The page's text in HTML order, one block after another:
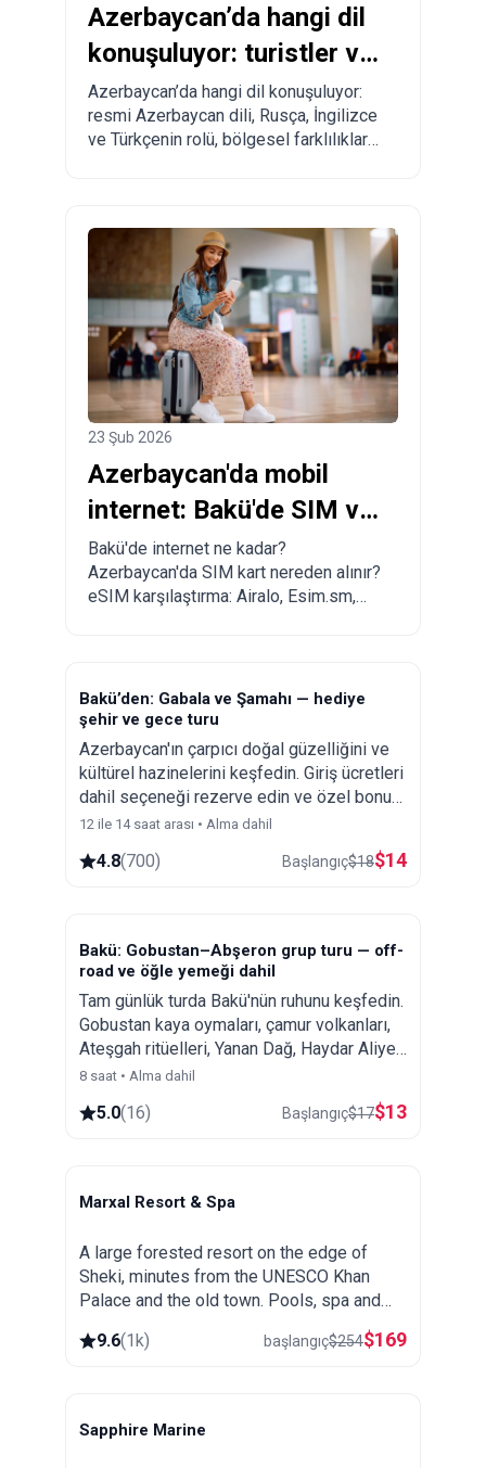
Azerbaycan’da hangi dil
konuşuluyor: turistler ve
taşınmayı düşünenler
için tam rehber
Azerbaycan’da hangi dil konuşuluyor:
resmi Azerbaycan dili, Rusça, İngilizce
ve Türkçenin rolü, bölgesel farklılıklar
23 Şub 2026
Azerbaycan'da mobil
internet: Bakü'de SIM ve
eSIM nasıl alınır?
Bakü'de internet ne kadar?
Azerbaycan'da SIM kart nereden alınır?
eSIM karşılaştırma: Airalo, Esim.sm,
Bakü’den: Gabala ve Şamahı — hediye
şehir ve gece turu
Azerbaycan'ın çarpıcı doğal güzelliğini ve
kültürel hazinelerini keşfedin. Giriş ücretleri
dahil seçeneği rezerve edin ve özel bonus
olarak isteğe bağlı ücretsiz Bakü şehir ve
12 ile 14 saat arası • Alma dahil
4.8(700) Başlangıç$18$14
Bakü: Gobustan–Abşeron grup turu — off-
road ve öğle yemeği dahil
Tam günlük turda Bakü'nün ruhunu keşfedin.
Gobustan kaya oymaları, çamur volkanları,
Ateşgah ritüelleri, Yanan Dağ, Haydar Aliyev
Merkezi ve yerel tarzda öğle yemeğinin
8 saat • Alma dahil
5.0(16) Başlangıç$17$13
Sheki
Marxal Resort & Spa
A large forested resort on the edge of
Sheki, minutes from the UNESCO Khan
Palace and the old town. Pools, spa and
base for exploring northern Azerbaijan.
9.6(1k) başlangıç$254$169
Baku
Sapphire Marine